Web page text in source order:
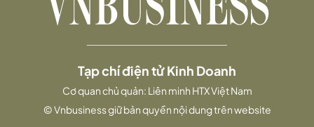
Tạp chí điện tử Kinh Doanh
Cơ quan chủ quản: Liên minh HTX Việt Nam
© Vnbusiness giữ bản quyền nội dung trên website